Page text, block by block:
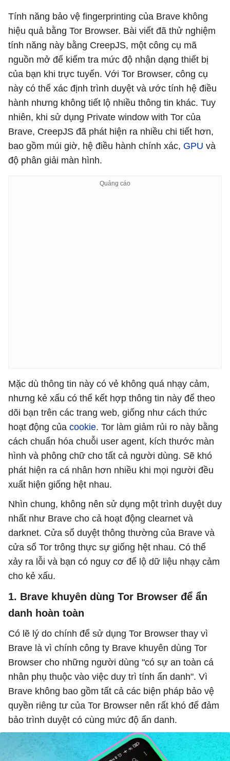
Tính năng bảo vệ fingerprinting của Brave không
hiệu quả bằng Tor Browser. Bài viết đã thử nghiệm
tính năng này bằng CreepJS, một công cụ mã
nguồn mở để kiểm tra mức độ nhận dạng thiết bị
của bạn khi trực tuyến. Với Tor Browser, công cụ
này có thể xác định trình duyệt và ước tính hệ điều
hành nhưng không tiết lộ nhiều thông tin khác. Tuy
nhiên, khi sử dụng Private window with Tor của
Brave, CreepJS đã phát hiện ra nhiều chi tiết hơn,
bao gồm múi giờ, hệ điều hành chính xác, GPU và
độ phân giải màn hình.
Mặc dù thông tin này có vẻ không quá nhạy cảm,
nhưng kẻ xấu có thể kết hợp thông tin này để theo
dõi bạn trên các trang web, giống như cách thức
hoạt động của cookie. Tor làm giảm rủi ro này bằng
cách chuẩn hóa chuỗi user agent, kích thước màn
hình và phông chữ cho tất cả người dùng. Sẽ khó
phát hiện ra cá nhân hơn nhiều khi mọi người đều
xuất hiện giống hệt nhau.
Nhìn chung, không nên sử dụng một trình duyệt duy
nhất như Brave cho cả hoạt động clearnet và
darknet. Cửa sổ duyệt thông thường của Brave và
cửa sổ Tor trông thực sự giống hệt nhau. Có thể
xảy ra lỗi và bạn có nguy cơ để lộ dữ liệu nhạy cảm
cho kẻ xấu.
1. Brave khuyên dùng Tor Browser để ẩn
danh hoàn toàn
Có lẽ lý do chính để sử dụng Tor Browser thay vì
Brave là vì chính công ty Brave khuyên dùng Tor
Browser cho những người dùng "có sự an toàn cá
nhân phụ thuộc vào việc duy trì tính ẩn danh". Vì
Brave không bao gồm tất cả các biện pháp bảo vệ
quyền riêng tư của Tor Browser nên rất khó để đảm
bảo trình duyệt có cùng mức độ ẩn danh.